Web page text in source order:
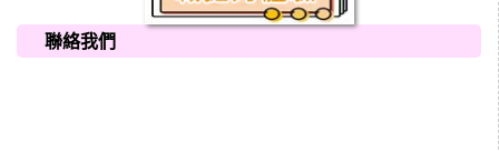
聯絡我們